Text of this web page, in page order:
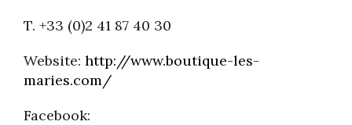
T. +33 (0)2 41 87 40 30
Website: http://www.boutique-les-
maries.com/
Facebook: